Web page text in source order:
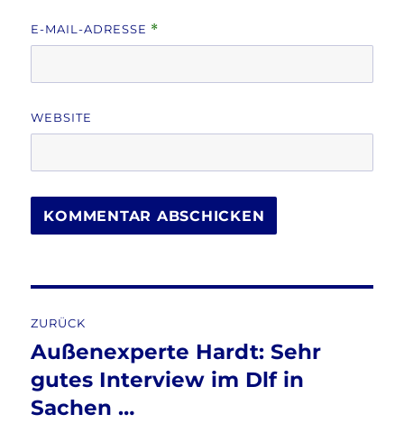
E-MAIL-ADRESSE *
WEBSITE
ZURÜCK
Vorheriger
Beitrag:
Außenexperte Hardt: Sehr
gutes Interview im Dlf in
Sachen …